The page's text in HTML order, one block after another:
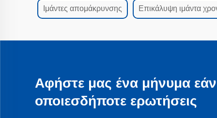
Ιμάντες απομάκρυνσης Επικάλυψη ιμάντα
Αφήστε μας ένα μήνυμα εάν
οποιεσδήποτε ερωτήσεις